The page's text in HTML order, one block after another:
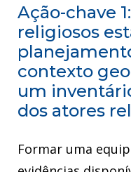
Ação-chave
religiosos
contexto
um
dos atores
Formar uma